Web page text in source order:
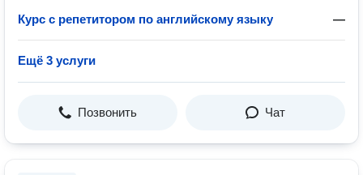
Курс с репетитором по английскому языку —
Ещё 3 услуги
Позвонить Чат